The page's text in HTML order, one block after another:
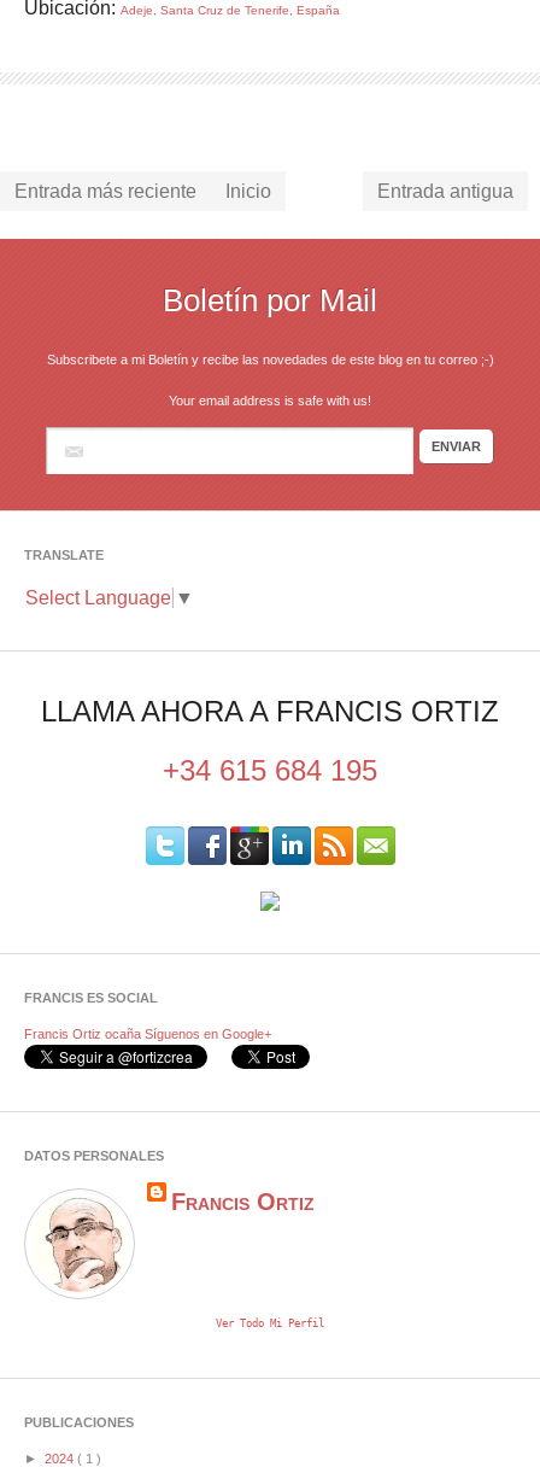
Ubicación: Adeje, Santa Cruz de Tenerife, España
Entrada más reciente Entrada antigua
Inicio
Boletín por Mail
Subscribete a mi Boletín y recibe las novedades de este blog en tu correo ;-)
Your email address is safe with us!
TRANSLATE
Select Language ▼
LLAMA AHORA A FRANCIS ORTIZ
+34 615 684 195
FRANCIS ES SOCIAL
Francis Ortiz ocaña Síguenos en Google+
DATOS PERSONALES
Francis Ortiz
Ver Todo Mi Perfil
PUBLICACIONES
► 2024 ( 1 )